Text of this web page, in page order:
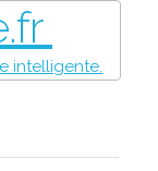
intelligente.